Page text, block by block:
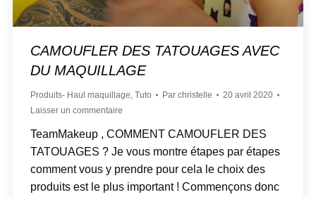
CAMOUFLER DES TATOUAGES AVEC
DU MAQUILLAGE
Produits- Haul maquillage Tuto Par christelle
20 avril 2020
Laisser un commentaire
TeamMakeup , COMMENT CAMOUFLER DES
TATOUAGES ? Je vous montre étapes par étapes
comment vous y prendre pour cela le choix des
produits est le plus important ! Commençons donc